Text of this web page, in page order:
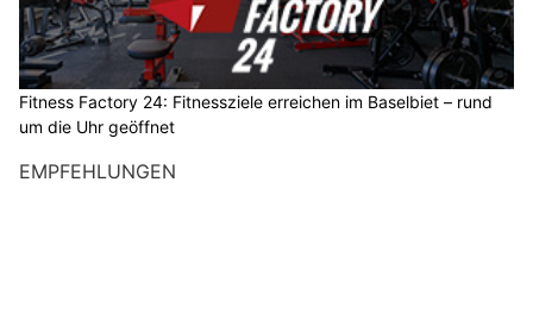
Fitness Factory 24: Fitnessziele erreichen im Baselbiet – rund
um die Uhr geöffnet
EMPFEHLUNGEN